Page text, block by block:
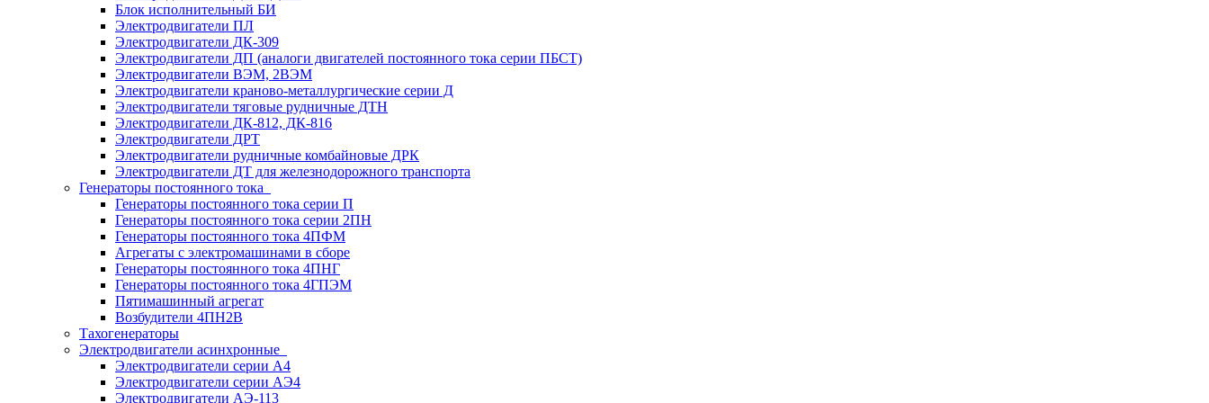
Блок исполнительный БИ
Электродвигатели ПЛ
Электродвигатели ДК-309
Электродвигатели ДП (аналоги двигателей постоянного тока серии ПБСТ)
Электродвигатели ВЭМ, 2ВЭМ
Электродвигатели краново-металлургические серии Д
Электродвигатели тяговые рудничные ДТН
Электродвигатели ДК-812, ДК-816
Электродвигатели ДРТ
Электродвигатели рудничные комбайновые ДРК
Электродвигатели ДТ для железнодорожного транспорта
Генераторы постоянного тока
Генераторы постоянного тока серии П
Генераторы постоянного тока серии 2ПН
Генераторы постоянного тока 4ПФМ
Агрегаты с электромашинами в сборе
Генераторы постоянного тока 4ПНГ
Генераторы постоянного тока 4ГПЭМ
Пятимашинный агрегат
Возбудители 4ПН2В
Тахогенераторы
Электродвигатели асинхронные
Электродвигатели серии А4
Электродвигатели серии АЭ4
Электродвигатели АЭ-113